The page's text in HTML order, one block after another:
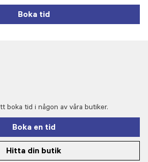
Boka tid
boka tid i någon av våra butiker.
Boka en tid
Hitta din butik